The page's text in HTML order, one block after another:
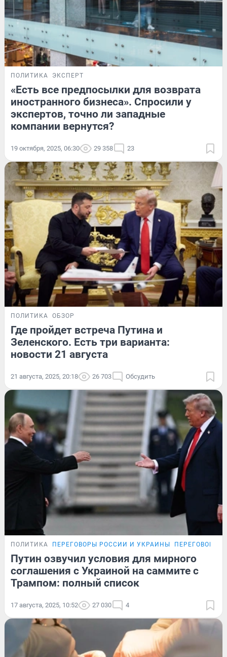
ПОЛИТИКА ЭКСПЕРТ
«Есть все предпосылки для возврата
иностранного бизнеса». Спросили у
экспертов, точно ли западные
компании вернутся?
19 октября, 2025, 06:30 29 358 23
ПОЛИТИКА ОБЗОР
Где пройдет встреча Путина и
Зеленского. Есть три варианта:
новости 21 августа
21 августа, 2025, 20:18 26 703 Обсудить
ПОЛИТИКА ПЕРЕГОВОРЫ РОССИИ И УКРАИНЫ ПЕРЕГОВОРЫ
Путин озвучил условия для мирного
соглашения с Украиной на саммите с
Трампом: полный список
17 августа, 2025, 10:52 27 030 4